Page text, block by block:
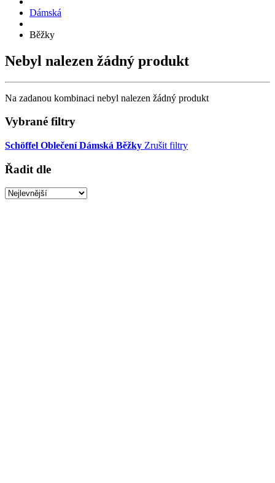
Dámská
Běžky
Nebyl nalezen žádný produkt
Na zadanou kombinaci nebyl nalezen žádný produkt
Vybrané filtry
Schöffel Oblečení Dámská Běžky Zrušit filtry
Řadit dle